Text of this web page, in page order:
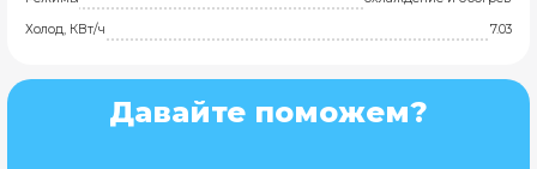
Холод, КВт/ч
7.03
Давайте поможем?